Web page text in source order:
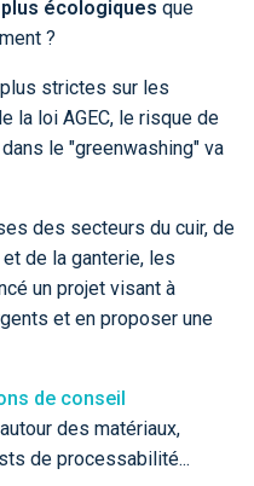
plus écologiques que
?
strictes sur les
la loi AGEC, le risque de
le "greenwashing" va
des secteurs du cuir, de
de la ganterie, les
un projet visant à
et en proposer une
de conseil
des matériaux,
de processabilité...